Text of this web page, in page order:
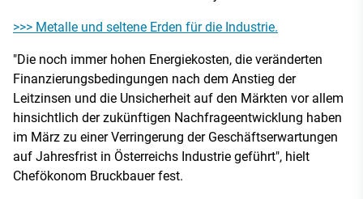
>>> Metalle und seltene Erden für die Industrie.
"Die noch immer hohen Energiekosten, die veränderten
Finanzierungsbedingungen nach dem Anstieg der
Leitzinsen und die Unsicherheit auf den Märkten vor allem
hinsichtlich der zukünftigen Nachfrageentwicklung haben
im März zu einer Verringerung der Geschäftserwartungen
auf Jahresfrist in Österreichs Industrie geführt", hielt
Chefökonom Bruckbauer fest.